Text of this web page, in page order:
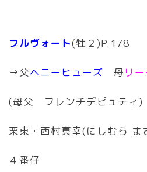
フルヴォート(牡２)P.178
→父ヘニーヒューズ 母 リ
(母父 フレンチデピュティ)
栗東・西村真幸(にしむら ま
４番仔